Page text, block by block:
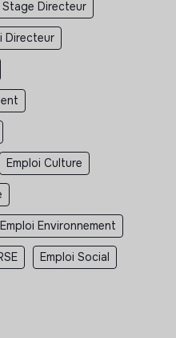
Stage Directeur
Directeur
Emploi Culture
Emploi Environnement
Emploi Social